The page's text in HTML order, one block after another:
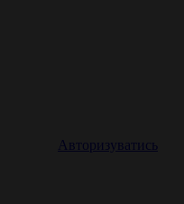
Авторизуватись